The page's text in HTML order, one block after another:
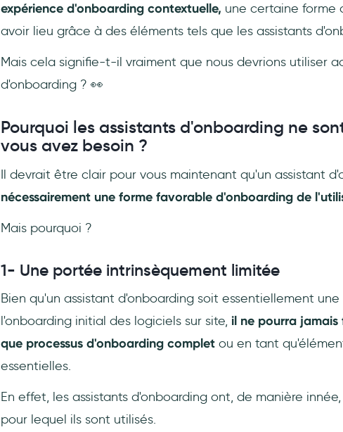
expérience d'onboarding contextuelle, une certaine forme
avoir lieu grâce à des éléments tels que les assistants
Mais cela signifie-t-il vraiment que nous devrions utiliser
d'onboarding ? 👀
Pourquoi les assistants d'onboarding ne
vous avez besoin ?
Il devrait être clair pour vous maintenant qu'un assistant
nécessairement une forme favorable d'onboarding de
Mais pourquoi ?
1- Une portée intrinsèquement limitée
Bien qu'un assistant d'onboarding soit essentiellement
l'onboarding initial des logiciels sur site, il ne pourra
que processus d'onboarding complet ou en tant
essentielles.
En effet, les assistants d'onboarding ont, de manière
pour lequel ils sont utilisés.